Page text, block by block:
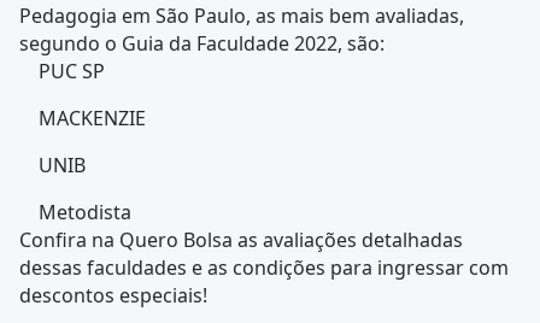
Pedagogia em São Paulo, as mais bem avaliadas,
segundo o Guia da Faculdade 2022, são:
PUC SP
MACKENZIE
UNIB
Metodista
Confira na Quero Bolsa as avaliações detalhadas
dessas faculdades e as condições para ingressar com
descontos especiais!